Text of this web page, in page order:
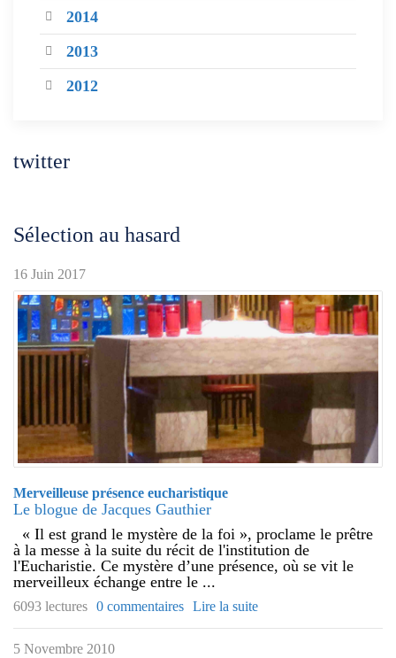
2014
2013
2012
twitter
Sélection au hasard
16 Juin 2017
Merveilleuse présence eucharistique
Le blogue de Jacques Gauthier
« Il est grand le mystère de la foi », proclame le prêtre
à la messe à la suite du récit de l'institution de
l'Eucharistie. Ce mystère d’une présence, où se vit le
merveilleux échange entre le ...
6093 lectures 0 commentaires Lire la suite
5 Novembre 2010